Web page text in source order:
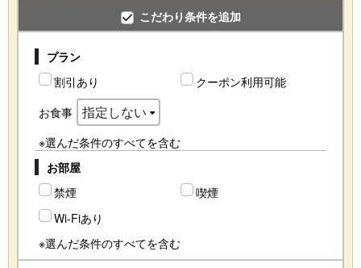
こだわり条件を追加
プラン
割引あり
クーポン利用可能
お食事
※選んだ条件のすべてを含む
お部屋
禁煙
喫煙
Wi-Fiあり
※選んだ条件のすべてを含む